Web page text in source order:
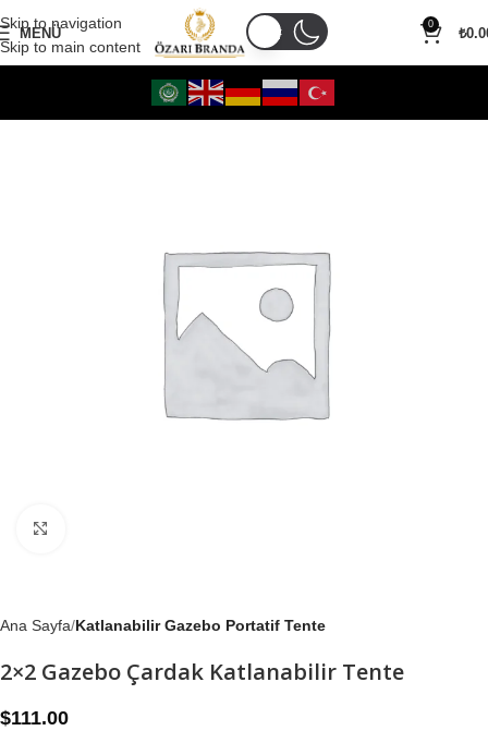
Skip to navigation
Skip to main content
MENÜ
0
₺
Ana Sayfa Katlanabilir Gazebo Portatif Tente
2×2 Gazebo Çardak Katlanabilir Tente
$111.00